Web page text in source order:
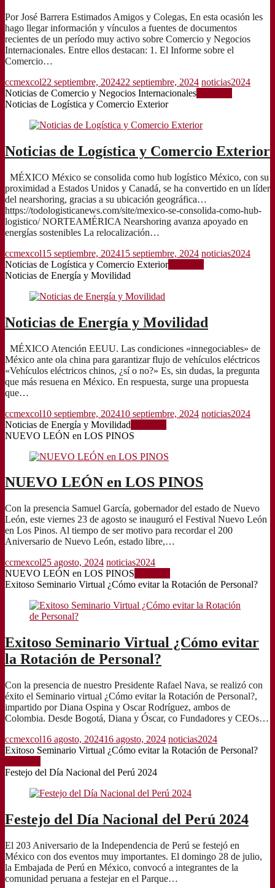
Por José Barrera Estimados Amigos y Colegas, En esta ocasión les
hago llegar información y vínculos a fuentes de documentos
recientes de un período muy activo sobre Comercio y Negocios
Internacionales. Entre ellos destacan: 1. El Informe sobre el
Comercio…
ccmexcol22 septiembre, 202422 septiembre, 2024 noticias2024
Noticias de Comercio y Negocios Internacionales
Noticias de Logística y Comercio Exterior
Noticias de Logística y Comercio Exterior
MÉXICO México se consolida como hub logístico México, con su
proximidad a Estados Unidos y Canadá, se ha convertido en un líder
del nearshoring, gracias a su ubicación geográfica…
https://todologisticanews.com/site/mexico-se-consolida-como-hub-
logistico/ NORTEAMÉRICA Nearshoring avanza apoyado en
energías sostenibles La relocalización…
ccmexcol15 septiembre, 202415 septiembre, 2024 noticias2024
Noticias de Logística y Comercio Exterior
Noticias de Energía y Movilidad
Noticias de Energía y Movilidad
MÉXICO Atención EEUU. Las condiciones «innegociables» de
México ante ola china para garantizar flujo de vehículos eléctricos
«Vehículos eléctricos chinos, ¿sí o no?» Es, sin dudas, la pregunta
que más resuena en México. En respuesta, surge una propuesta
que…
ccmexcol10 septiembre, 202410 septiembre, 2024 noticias2024
Noticias de Energía y Movilidad
NUEVO LEÓN en LOS PINOS
NUEVO LEÓN en LOS PINOS
Con la presencia Samuel García, gobernador del estado de Nuevo
León, este viernes 23 de agosto se inauguró el Festival Nuevo León
en Los Pinos. Al tiempo de ser motivo para recordar el 200
Aniversario de Nuevo León, estado libre,…
ccmexcol25 agosto, 2024 noticias2024
NUEVO LEÓN en LOS PINOS
Exitoso Seminario Virtual ¿Cómo evitar la Rotación de Personal?
Exitoso Seminario Virtual ¿Cómo evitar
la Rotación de Personal?
Con la presencia de nuestro Presidente Rafael Nava, se realizó con
éxito el Seminario virtual ¿Cómo evitar la Rotación de Personal?,
impartido por Diana Ospina y Oscar Rodríguez, ambos de
Colombia. Desde Bogotá, Diana y Óscar, co Fundadores y CEOs…
ccmexcol16 agosto, 202416 agosto, 2024 noticias2024
Exitoso Seminario Virtual ¿Cómo evitar la Rotación de Personal?
Festejo del Día Nacional del Perú 2024
Festejo del Día Nacional del Perú 2024
El 203 Aniversario de la Independencia de Perú se festejó en
México con dos eventos muy importantes. El domingo 28 de julio,
la Embajada de Perú en México, convocó a integrantes de la
comunidad peruana a festejar en el Parque…